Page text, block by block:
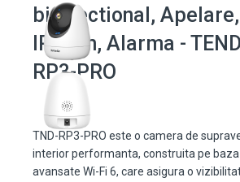
bidirectional,
IR 12m, Alarma -
RP3-PRO
TND-RP3-PRO este o camera de
interior performanta, construita pe
avansate Wi-Fi 6, care asigura o